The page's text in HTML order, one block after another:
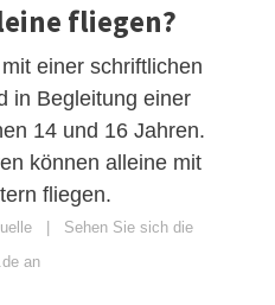
fliegen?
einer schriftlichen
in Begleitung einer
14 und 16 Jahren.
können alleine mit
fliegen.
| Sehen Sie sich die
an